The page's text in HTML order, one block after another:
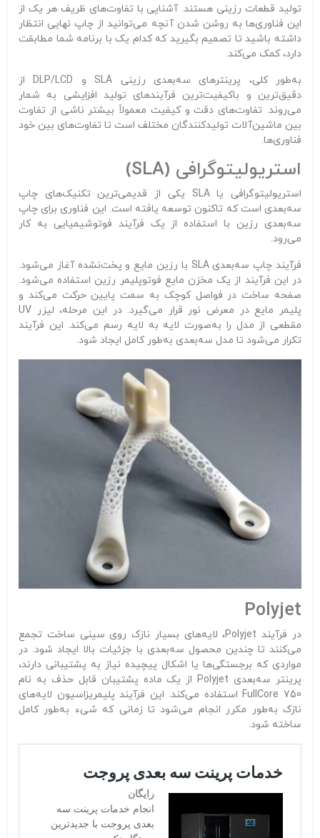
تولید قطعات رزینی هستند. آشنایی با تفاوت‌های ظریف هر یک از
این فناوری‌ها به روشن شدن آنچه می‌توانید از چاپ نهایی انتظار
داشته باشید تا تصمیم بگیرید که کدام یک با برنامه شما مطابقت
دارد، کمک می‌کند.
به‌طور کلی، پرینترهای سه‌بعدی رزینی SLA و DLP/LCD از
دقیق‌ترین و باکیفیت‌ترین فرآیندهای تولید افزایشی به شمار
می‌روند. تفاوت‌های دقت و کیفیت معمولاً بیشتر ناشی از تفاوت
بین ماشین‌آلات تولیدکنندگان مختلف است تا تفاوت‌های بین خود
فناوری‌ها.
استریولیتوگرافی (SLA)
استریولیتوگرافی یا SLA یکی از قدیمی‌ترین تکنیک‌های چاپ
سه‌بعدی است که تاکنون توسعه یافته است. این فناوری برای چاپ
سه‌بعدی رزین با استفاده از یک فرآیند فوتوشیمیایی به کار
می‌رود.
فرآیند چاپ سه‌بعدی SLA با رزین مایع و پخت‌نشده آغاز می‌شود.
در این فرآیند از یک مخزن مایع فوتوپلیمر رزین استفاده می‌شود.
صفحه ساخت در فواصل کوچک به سمت پایین حرکت می‌کند و
پلیمر مایع در معرض نور قرار می‌گیرد. در این مرحله، لیزر UV
مقطعی از مدل را به‌صورت لایه به لایه رسم می‌کند. این فرآیند
تکرار می‌شود تا مدل سه‌بعدی به‌طور کامل ایجاد شود.
Polyjet
در فرآیند Polyjet، لایه‌های بسیار نازک روی سینی ساخت تجمع
می‌کنند تا چندین محصول سه‌بعدی با جزئیات بالا ایجاد شود. در
مواردی که برجستگی‌ها یا اشکال پیچیده نیاز به پشتیبانی دارند،
پرینتر سه‌بعدی Polyjet از یک ماده پشتیبان قابل حذف به نام
FullCore 750 استفاده می‌کند. این فرآیند پلیمریزاسیون لایه‌های
نازک به‌طور مکرر انجام می‌شود تا زمانی که شیء به‌طور کامل
ساخته شود.